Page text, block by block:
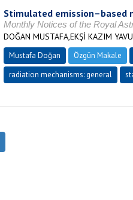
Stimulated emission–based
Monthly Notices of the Royal
DOĞAN MUSTAFA,EKŞİ KAZIM
Mustafa Doğan Özgün Makale
radiation mechanisms: general